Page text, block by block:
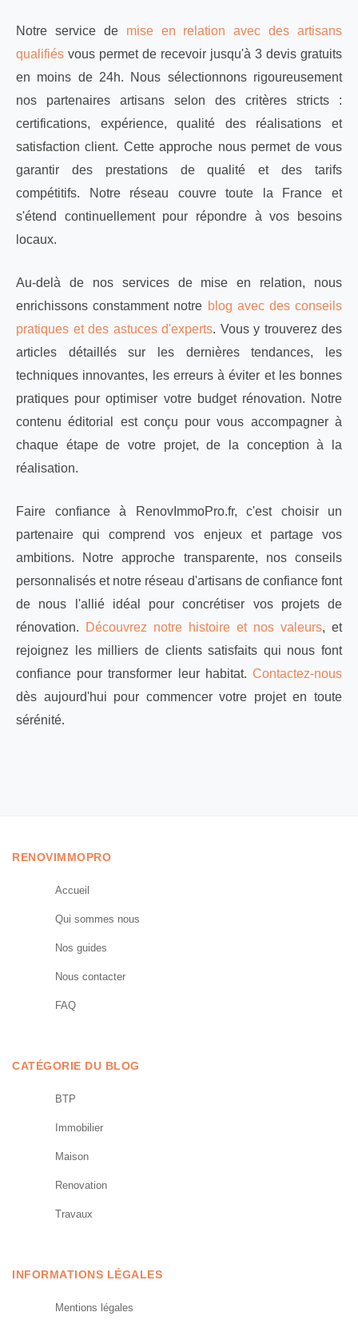
Notre service de mise en relation avec des artisans
qualifiés vous permet de recevoir jusqu'à 3 devis gratuits
en moins de 24h. Nous sélectionnons rigoureusement
nos partenaires artisans selon des critères stricts :
certifications, expérience, qualité des réalisations et
satisfaction client. Cette approche nous permet de vous
garantir des prestations de qualité et des tarifs
compétitifs. Notre réseau couvre toute la France et
s'étend continuellement pour répondre à vos besoins
locaux.
Au-delà de nos services de mise en relation, nous
enrichissons constamment notre blog avec des conseils
pratiques et des astuces d'experts. Vous y trouverez des
articles détaillés sur les dernières tendances, les
techniques innovantes, les erreurs à éviter et les bonnes
pratiques pour optimiser votre budget rénovation. Notre
contenu éditorial est conçu pour vous accompagner à
chaque étape de votre projet, de la conception à la
réalisation.
Faire confiance à RenovImmoPro.fr, c'est choisir un
partenaire qui comprend vos enjeux et partage vos
ambitions. Notre approche transparente, nos conseils
personnalisés et notre réseau d'artisans de confiance font
de nous l'allié idéal pour concrétiser vos projets de
rénovation. Découvrez notre histoire et nos valeurs, et
rejoignez les milliers de clients satisfaits qui nous font
confiance pour transformer leur habitat. Contactez-nous
dès aujourd'hui pour commencer votre projet en toute
sérénité.
RENOVIMMOPRO
Accueil
Qui sommes nous
Nos guides
Nous contacter
FAQ
CATÉGORIE DU BLOG
BTP
Immobilier
Maison
Renovation
Travaux
INFORMATIONS LÉGALES
Mentions légales